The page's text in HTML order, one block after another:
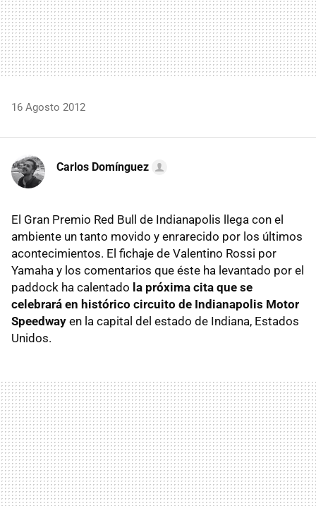
16 Agosto 2012
Carlos Domínguez
El Gran Premio Red Bull de Indianapolis llega con el
ambiente un tanto movido y enrarecido por los últimos
acontecimientos. El fichaje de Valentino Rossi por
Yamaha y los comentarios que éste ha levantado por el
paddock ha calentado la próxima cita que se
celebrará en histórico circuito de Indianapolis Motor
Speedway en la capital del estado de Indiana, Estados
Unidos.